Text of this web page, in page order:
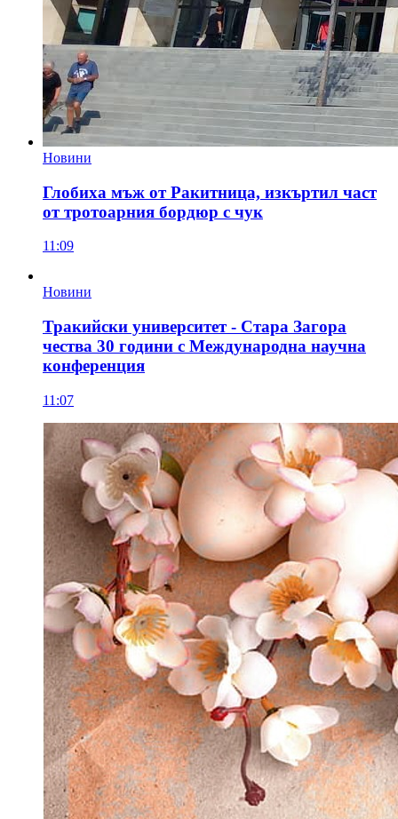
Новини
Глобиха мъж от Ракитница, изкъртил част
от тротоарния бордюр с чук
11:09
Новини
Тракийски университет - Стара Загора
чества 30 години с Международна научна
конференция
11:07